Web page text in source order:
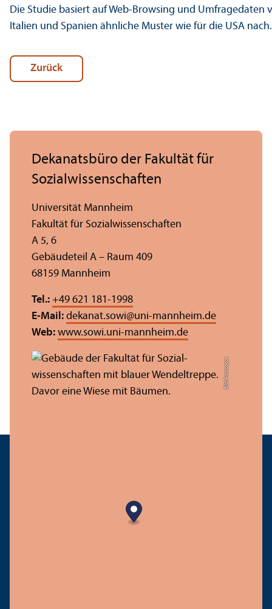
Die Studie basiert auf Web-Browsing und
Italien und Spanien ähnliche Muster wie für die USA nach.
Zurück
Bild: Anna Logue
Dekanatsbüro der Fakultät für
Sozial­wissenschaften
Universität Mannheim
Fakultät für Sozial­wissenschaften
A 5, 6
Gebäudeteil A – Raum 409
68159 Mannheim
Tel.: +49 621 181-1998
E-Mail: dekanat.sowi@uni-mannheim.de
Web: www.sowi.uni-mannheim.de